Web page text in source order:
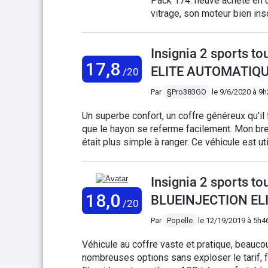
sont rapidement et
quittez pas la route des
vitrage, son moteur bien
moindre trajet devient un
est immense avec
Bose est au top aussi, bref
fait l'une des moins cher et
conçu en 2016 a la base je
aussi Le moteur est
bien en mode " puissant"
secondaire ( 70/80/110 )
17,8 /20
Insignia 2 sports
ELITE
Par §Pro383GO le 9/6/2020 à
Un superbe confort, un coffre généreux
que le hayon se referme facilement. Mon
était plus simple à ranger. Ce véhicule est
surprises dans les parkings avec un
34000 kms RAS.
18,0 /20
Insignia 2 sports
BLUEINJECTION
Par Popelle le 12/19/2019 à
Véhicule au coffre vaste et pratique,
nombreuses options sans exploser le tarif,